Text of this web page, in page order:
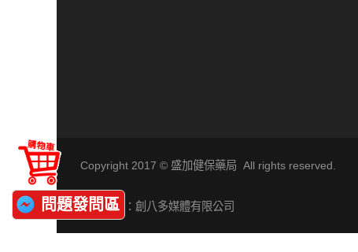
Copyright 2017 © 盛加健保藥局 All rights reserved.
網站維護：創八多媒體有限公司
問題發問區